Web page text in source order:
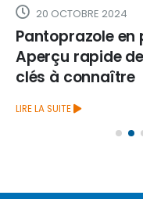
20 OCTOBRE 2024
Pantoprazole
Aperçu rapide
clés à connaître
LIRE LA SUITE